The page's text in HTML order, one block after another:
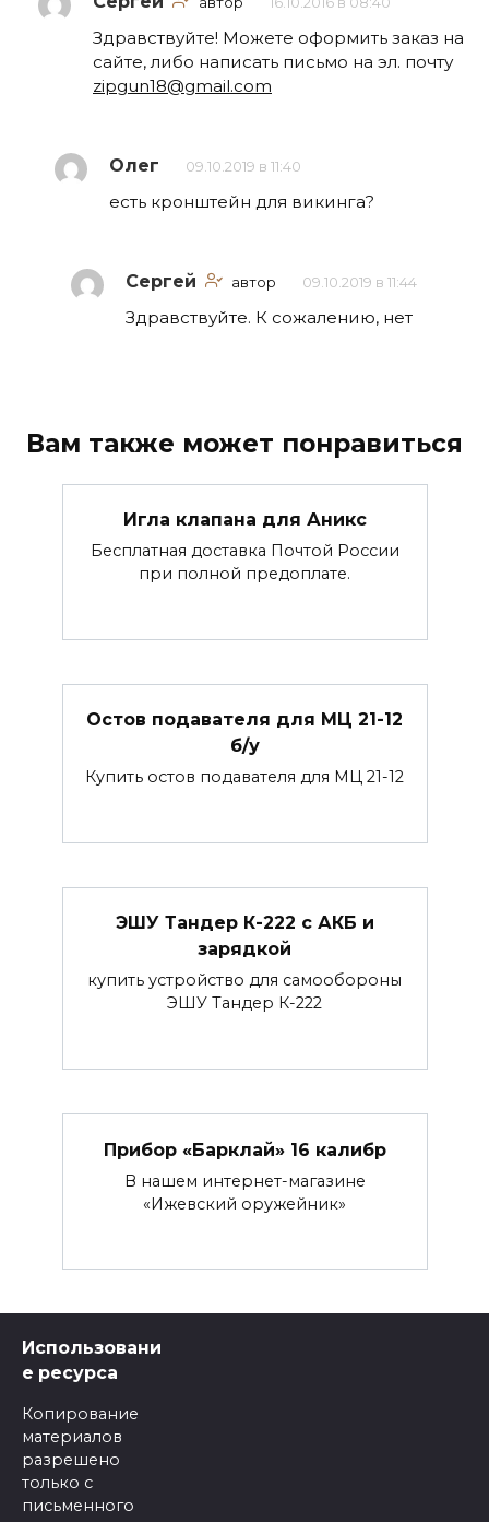
Здравствуйте! Можете оформить заказ на
сайте, либо написать письмо на эл. почту
zipgun18@gmail.com
Олег 09.10.2019 в 11:40
есть кронштейн для викинга?
Сергей автор 09.10.2019 в 11:44
Здравствуйте. К сожалению, нет
Вам также может понравиться
Игла клапана для Аникс
Бесплатная доставка Почтой России
при полной предоплате.
Остов подавателя для МЦ 21-12
б/у
Купить остов подавателя для МЦ 21-12
ЭШУ Тандер К-222 с АКБ и
зарядкой
купить устройство для самообороны
ЭШУ Тандер К-222
Прибор «Барклай» 16 калибр
В нашем интернет-магазине
«Ижевский оружейник»
Использовани
е ресурса
Копирование
материалов
разрешено
только с
письменного